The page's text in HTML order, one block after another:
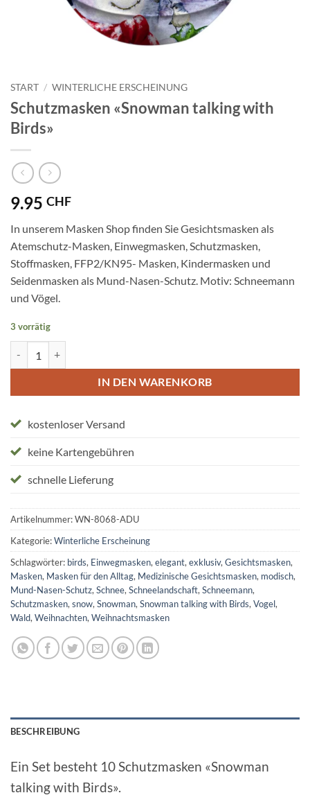
START / WINTERLICHE ERSCHEINUNG
Schutzmasken «Snowman talking with
Birds»
9.95 CHF
In unserem Masken Shop finden Sie Gesichtsmasken als
Atemschutz-Masken, Einwegmasken, Schutzmasken,
Stoffmasken, FFP2/KN95- Masken, Kindermasken und
Seidenmasken als Mund-Nasen-Schutz. Motiv: Schneemann
und Vögel.
3 vorrätig
IN DEN WARENKORB
kostenloser Versand
keine Kartengebühren
schnelle Lieferung
Artikelnummer:WN-8068-ADU
Kategorie:Winterliche Erscheinung
Schlagwörter: birds, Einwegmasken, elegant, exklusiv, Gesichtsmasken,
Masken, Masken für den Alltag, Medizinische Gesichtsmasken, modisch,
Mund-Nasen-Schutz, Schnee, Schneelandschaft, Schneemann,
Schutzmasken, snow, Snowman, Snowman talking with Birds, Vogel,
Wald, Weihnachten, Weihnachtsmasken
BESCHREIBUNG
Ein Set besteht 10 Schutzmasken «Snowman
talking with Birds».